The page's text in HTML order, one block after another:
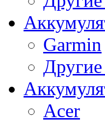
Garmin
Acer